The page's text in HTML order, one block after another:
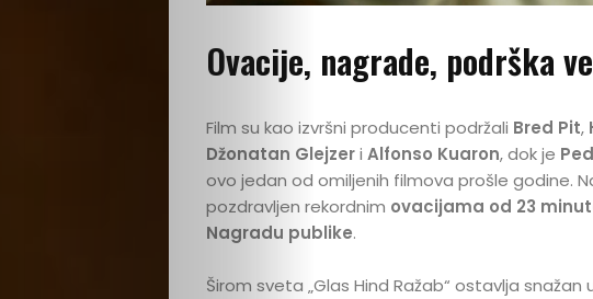
Ovacije, nagrade, podrška
Film su kao izvršni producenti podržali Bred Pit,
Džonatan Glejzeri Alfonso Kuaron, dok je
ovo jedan od omiljenih filmova prošle godine.
pozdravljen rekordnim ovacijama od 23
Nagradu publike.
Širom sveta „Glas Hind Ražab“ ostavlja